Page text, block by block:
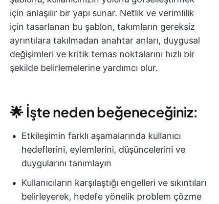
için anlaşılır bir yapı sunar. Netlik ve verimlilik
için tasarlanan bu şablon, takımların gereksiz
ayrıntılara takılmadan anahtar anları, duygusal
değişimleri ve kritik temas noktalarını hızlı bir
şekilde belirlemelerine yardımcı olur.
🌟 İşte neden beğeneceğiniz:
Etkileşimin farklı aşamalarında kullanıcı
hedeflerini, eylemlerini, düşüncelerini ve
duygularını tanımlayın
Kullanıcıların karşılaştığı engelleri ve sıkıntıları
belirleyerek, hedefe yönelik problem çözme